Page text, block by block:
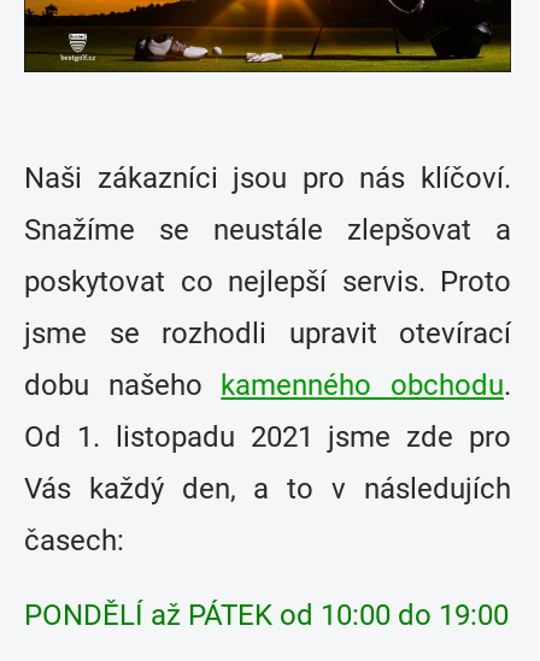
Naši zákazníci jsou pro nás klíčoví.
Snažíme se neustále zlepšovat a
poskytovat co nejlepší servis. Proto
jsme se rozhodli upravit otevírací
dobu našeho kamenného obchodu.
Od 1. listopadu 2021 jsme zde pro
Vás každý den, a to v následujích
časech:
PONDĚLÍ až PÁTEK od 10:00 do 19:00